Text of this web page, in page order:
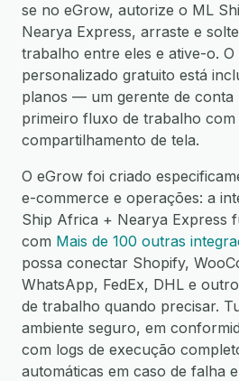
se no eGrow, autorize o ML
Nearya Express, arraste e
trabalho entre eles e ative-o.
personalizado gratuito está
planos — um gerente de conta
primeiro fluxo de trabalho
compartilhamento de tela.
O eGrow foi criado
e-commerce e operações: a
Ship Africa + Nearya Express
com Mais de 100 outras
possa conectar Shopify,
WhatsApp, FedEx, DHL e
de trabalho quando precisar.
ambiente seguro, em
com logs de execução
automáticas em caso de falha